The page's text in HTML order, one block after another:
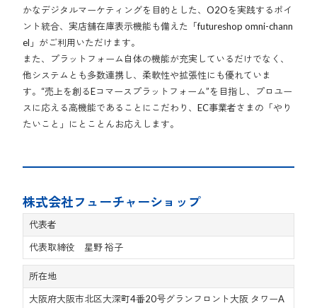
かなデジタルマーケティングを目的とした、O2Oを実践するポイ
ント統合、実店舗在庫表示機能も備えた「futureshop omni-chann
el」がご利用いただけます。
また、プラットフォーム自体の機能が充実しているだけでなく、
他システムとも多数連携し、柔軟性や拡張性にも優れていま
す。“売上を創るEコマースプラットフォーム”を目指し、プロユー
スに応える高機能であることにこだわり、EC事業者さまの「やり
たいこと」にとことんお応えします。
株式会社フューチャーショップ
代表者
代表取締役 星野 裕子
所在地
大阪府大阪市北区大深町4番20号グランフロント大阪 タワーA